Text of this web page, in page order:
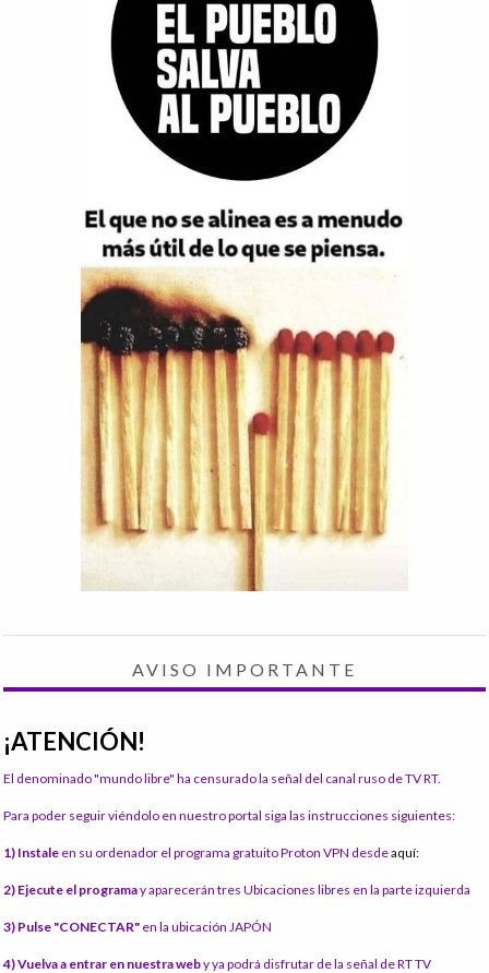
AVISO IMPORTANTE
¡ATENCIÓN!
El denominado "mundo libre" ha censurado la señal del canal ruso de TV RT.
Para poder seguir viéndolo en nuestro portal siga las instrucciones siguientes:
1) Instale en su ordenador el programa gratuito Proton VPN desdeaquí:
2) Ejecute el programay aparecerán tres Ubicaciones libres en la parte izquierda
3) Pulse "CONECTAR" en la ubicación JAPÓN
4) Vuelva a entrar en nuestra weby ya podrá disfrutar de la señal de RT TV